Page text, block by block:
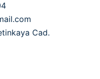
Cad.